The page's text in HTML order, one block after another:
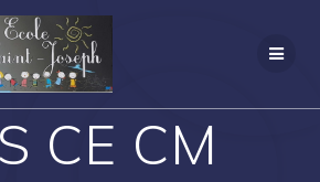
CE CM